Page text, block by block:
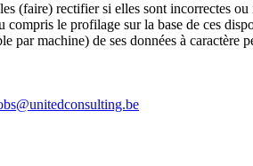
(faire) rectifier si elles sont incorrectes
compris le profilage sur la base de ces
machine) de ses données à caractère